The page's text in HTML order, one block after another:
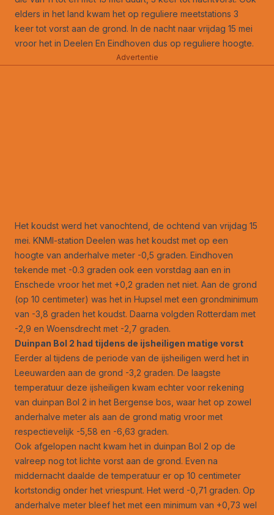
elders in het land kwam het op reguliere meetstations 3
keer tot vorst aan de grond. In de nacht naar vrijdag 15 mei
vroor het in Deelen En Eindhoven dus op reguliere hoogte.
Advertentie
Het koudst werd het vanochtend, de ochtend van vrijdag 15
mei. KNMI-station Deelen was het koudst met op een
hoogte van anderhalve meter -0,5 graden. Eindhoven
tekende met -0.3 graden ook een vorstdag aan en in
Enschede vroor het met +0,2 graden net niet. Aan de grond
(op 10 centimeter) was het in Hupsel met een grondminimum
van -3,8 graden het koudst. Daarna volgden Rotterdam met
-2,9 en Woensdrecht met -2,7 graden.
Duinpan Bol 2 had tijdens de ijsheiligen matige vorst
Eerder al tijdens de periode van de ijsheiligen werd het in
Leeuwarden aan de grond -3,2 graden. De laagste
temperatuur deze ijsheiligen kwam echter voor rekening
van duinpan Bol 2 in het Bergense bos, waar het op zowel
anderhalve meter als aan de grond matig vroor met
respectievelijk -5,58 en -6,63 graden.
Ook afgelopen nacht kwam het in duinpan Bol 2 op de
valreep nog tot lichte vorst aan de grond. Even na
middernacht daalde de temperatuur er op 10 centimeter
kortstondig onder het vriespunt. Het werd -0,71 graden. Op
anderhalve meter bleef het met een minimum van +0,73 wel